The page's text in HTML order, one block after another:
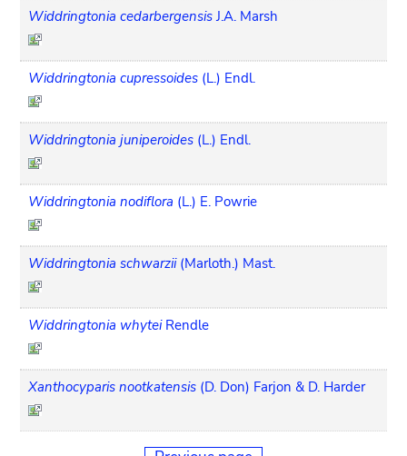
Widdringtonia cedarbergensis J.A. Marsh
Widdringtonia cupressoides (L.) Endl.
Widdringtonia juniperoides (L.) Endl.
Widdringtonia nodiflora (L.) E. Powrie
Widdringtonia schwarzii (Marloth.) Mast.
Widdringtonia whytei Rendle
Xanthocyparis nootkatensis (D. Don) Farjon & D. Harder